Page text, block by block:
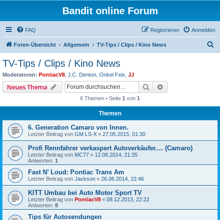
Bandit online Forum
FAQ Anmelden
Registrieren
Foren-Übersicht Allgemein TV-Tips / Clips / Kino News
TV-Tips / Clips / Kino News
Moderatoren: PontiacV8 J.C. Denton Onkel Feix JJ
Neues Thema Suche
6 Themen • Seite 1 von 1
Themen
6. Generation Camaro von Innen.
Letzter Beitrag von GM LS-X « 27.05.2015, 01:30
Profi Rennfahrer verkaspert Autoverkäufer.... (Camaro)
Letzter Beitrag von MC77 « 12.08.2014, 21:35
Antworten: 1
Fast N’ Loud: Pontiac Trans Am
Letzter Beitrag von Jackson « 26.06.2014, 22:46
KITT Umbau bei Auto Motor Sport TV
Letzter Beitrag von PontiacV8 « 08.12.2013, 22:22
Antworten: 8
Tips für Autosendungen